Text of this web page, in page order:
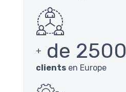
+ de 2500
clients en Europe